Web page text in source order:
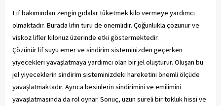
Lif bakımından zengin gıdalar tüketmek kilo vermeye yardımcı
olmaktadır. Burada lifin türü de önemlidir. Çoğunlukla çözünür ve
viskoz lifler kilonuz üzerinde etki göstermektedir.
Çözünür lif suyu emer ve sindirim sisteminizden geçerken
yiyecekleri yavaşlatmaya yardımcı olan bir jel oluşturur. Oluşan bu
jel yiyeceklerin sindirim sisteminizdeki hareketini önemli ölçüde
yavaşlatmaktadır. Ayrıca besinlerin sindirimini ve emilimini
yavaşlatmasında da rol oynar. Sonuç, uzun süreli bir tokluk hissi ve